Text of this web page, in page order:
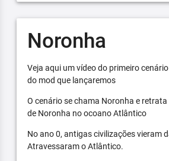
Noronha
Veja aqui um vídeo do primeiro
do mod que lançaremos
O cenário se chama Noronha e
de Noronha no ocoano Atlântico
No ano 0, antigas civilizações vieram
Atravessaram o Atlântico.